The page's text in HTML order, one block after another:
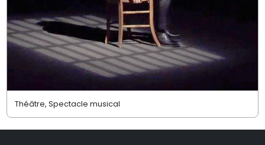
Théâtre, Spectacle musical